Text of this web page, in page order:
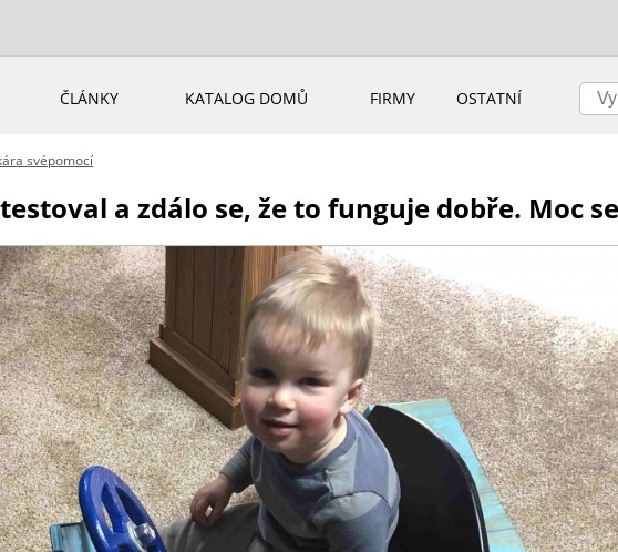
ČLÁNKY KATALOG DOMŮ FIRMY OSTATNÍ
svépomocí
a zdálo se, že to funguje dobře. Moc